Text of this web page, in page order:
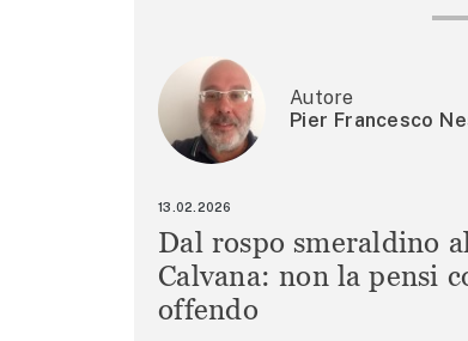
Autore
Pier Francesco
13.02.2026
Dal rospo smeraldino
Calvana: non la pensi
offendo